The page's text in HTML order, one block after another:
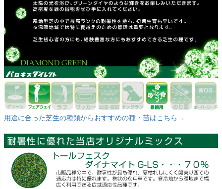
用途に合った芝生の種類からおすすめの種・苗はこちら→